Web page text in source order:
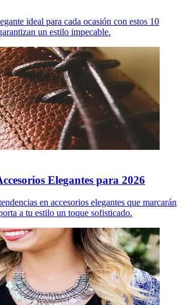
ideal para cada ocasión con estos 10
un estilo impecable.
Elegantes para 2026
en accesorios elegantes que marcarán
a tu estilo un toque sofisticado.